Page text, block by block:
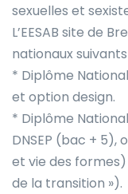
sexuelles et
L’EESAB site de
nationaux suivants
* Diplôme
et option design.
* Diplôme
DNSEP (bac +
et vie des
de la transition »).